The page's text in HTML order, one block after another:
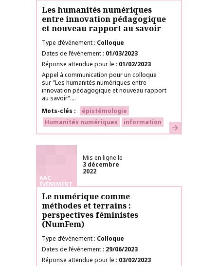
Les humanités numériques
entre innovation pédagogique
et nouveau rapport au savoir
Type d’événement Colloque
Dates de l’événement 01/03/2023
Réponse attendue pour le
01/02/2023
Appel à communication pour un colloque
sur "Les humanités numériques entre
innovation pédagogique et nouveau rapport
au savoir"....
Mots-clés
épistémologie
Humanités numériques
information En savoir plus
AAC
ÉVÉNEMENT
Mis en ligne le
3 décembre
2022
Le numérique comme
méthodes et terrains :
perspectives féministes
(NumFem)
Type d’événement Colloque
Dates de l’événement 29/06/2023
Réponse attendue pour le
03/02/2023